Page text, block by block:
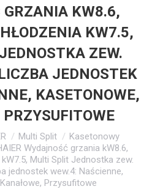
KW8.6,
KW7.5,
ZEW.
JEDNOSTEK
KASETONOWE,
Multi Split
Kasetonowy
Wydajność grzania kW8.6,
Multi Split Jednostka zew.
jednostek wew.4: Naścienne,
Przysufitowe